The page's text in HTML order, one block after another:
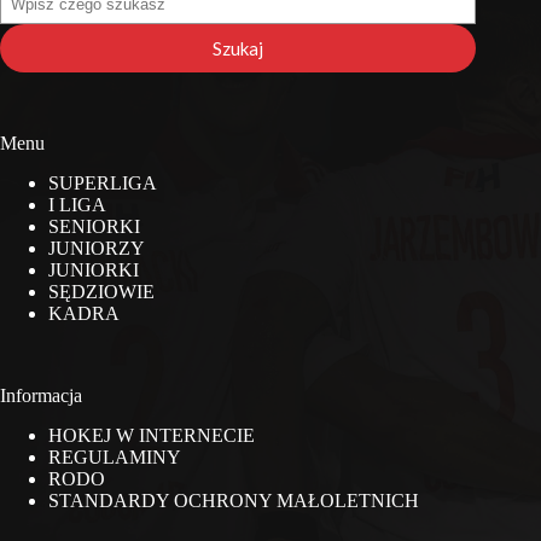
na
stronie
Szukaj
Menu
SUPERLIGA
I LIGA
SENIORKI
JUNIORZY
JUNIORKI
SĘDZIOWIE
KADRA
Informacja
HOKEJ W INTERNECIE
REGULAMINY
RODO
STANDARDY OCHRONY MAŁOLETNICH